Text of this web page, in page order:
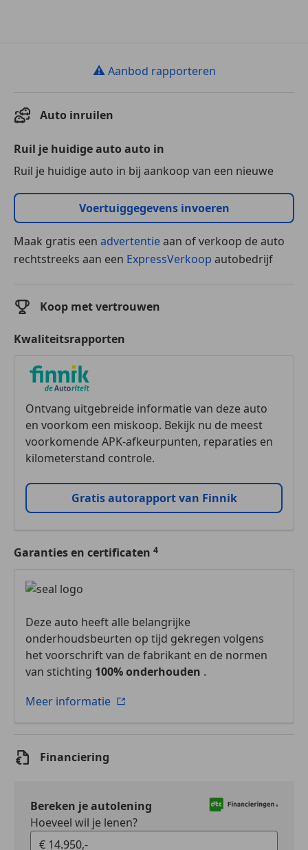
⚠ Aanbod rapporteren
Auto inruilen
Ruil je huidige auto auto in
Ruil je huidige auto in bij aankoop van een nieuwe
Voertuiggegevens invoeren
Maak gratis een advertentieaan of verkoop de auto
rechtstreeks aan een ExpressVerkoop autobedrijf
Koop met vertrouwen
Kwaliteitsrapporten
Ontvang uitgebreide informatie van deze auto
en voorkom een miskoop. Bekijk nu de meest
voorkomende APK-afkeurpunten, reparaties en
kilometerstand controle.
Gratis autorapport van Finnik
Garanties en certificaten
Deze auto heeft alle belangrijke
onderhoudsbeurten op tijd gekregen volgens
het voorschrift van de fabrikant en de normen
van stichting 100% onderhouden .
Meer informatie
Financiering
Bereken je autolening
Hoeveel wil je lenen?